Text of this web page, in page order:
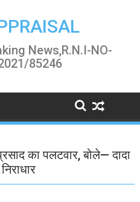
News,R.N.I-NO-
85246
का पलटवार, बोले— दादा